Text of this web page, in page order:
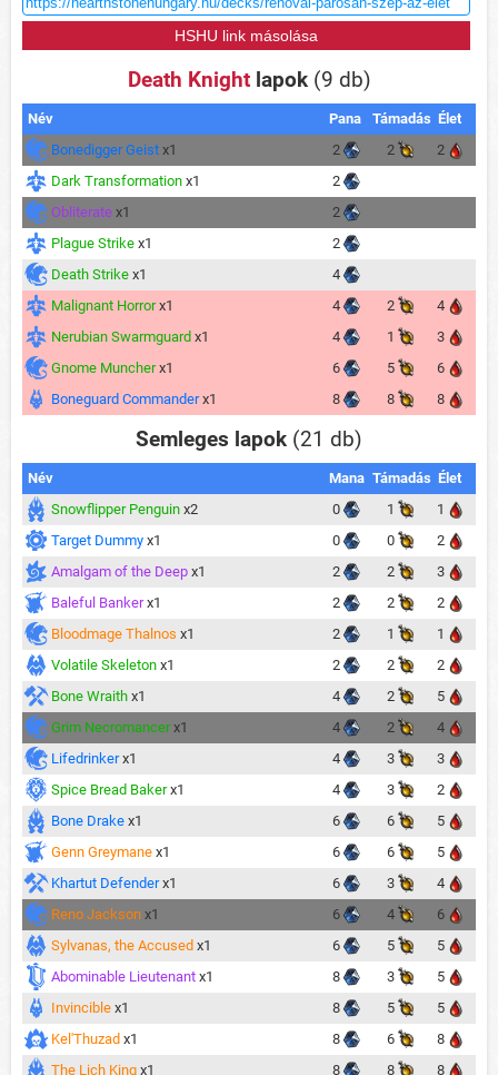
Death Knightlapok (9 db)
Név Pana Támadás Élet
Bonedigger Geist x1 2 2
2
Dark Transformation x1
2
Obliterate x1
2
Plague Strike x1
2
Death Strike x1
4
Malignant Horror x1 4 2
4
Nerubian Swarmguard x1 4 1
3
Gnome Muncher x1 6 5
6
Boneguard Commander x1 8 8 8
Semleges lapok (21 db)
Név Mana Támadás Élet
Snowflipper Penguin x2 0 1
1
Target Dummy x1 0 0
2
Amalgam of the Deep x1 2 2
3
Baleful Banker x1 2 2
2
Bloodmage Thalnos x1 2 1
1
Volatile Skeleton x1 2 2
2
Bone Wraith x1 4 2
5
Grim Necromancer x1 4 2
4
Lifedrinker x1 4 3
3
Spice Bread Baker x1 4 3
2
Bone Drake x1 6 6
5
Genn Greymane x1 6 6
5
Khartut Defender x1 6 3
4
Reno Jackson x1 6 4
6
Sylvanas, the Accused x1 6 5
5
Abominable Lieutenant x1 8 3
5
Invincible x1 8 5
5
Kel'Thuzad x1 8 6
8
The Lich King x1 8 8
8